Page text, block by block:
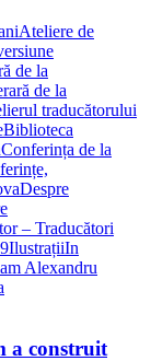
Ateliere de
de la
de la
traducătorului
Biblioteca
Conferința de la
Despre
– Traducători
IlustrațiiIn
Alexandru
a construit